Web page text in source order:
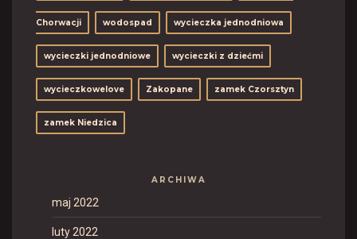
Chorwacji wodospad wycieczka jednodniowa
wycieczki jednodniowe wycieczki z dziećmi
wycieczkowelove Zakopane zamek Czorsztyn
zamek Niedzica
ARCHIWA
maj 2022
luty 2022